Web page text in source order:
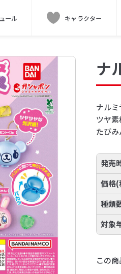
ール キャラクター
ナ
ナル
ツヤ
たび
発売
価格
種類
対象
この